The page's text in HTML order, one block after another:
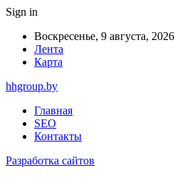
Sign in
Воскресенье, 9 августа, 2026
Лента
Карта
hhgroup.by
Главная
SEO
Контакты
Разработка сайтов